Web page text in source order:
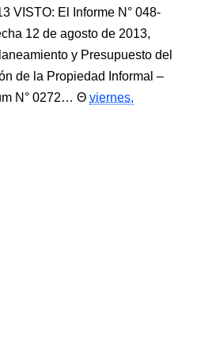
VISTO: El Informe N° 048-
12 de agosto de 2013,
y Presupuesto del
de la Propiedad Informal –
N° 0272…
viernes,